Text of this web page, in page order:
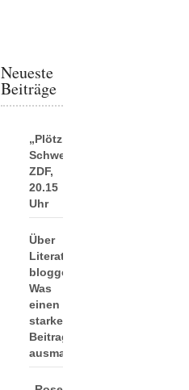
Neueste
Beiträge
„Plötzlich
Schwester“:
ZDF,
20.15
Uhr
Über
Literatur
bloggen:
Was
einen
starken
Beitrag
ausmacht